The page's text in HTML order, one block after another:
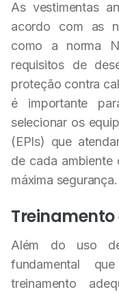
As vestimentas
acordo com as
como a norma
requisitos de
proteção contra
é importante
selecionar os
(EPIs) que
de cada ambiente
máxima segurança.
Além do uso
fundamental
treinamento